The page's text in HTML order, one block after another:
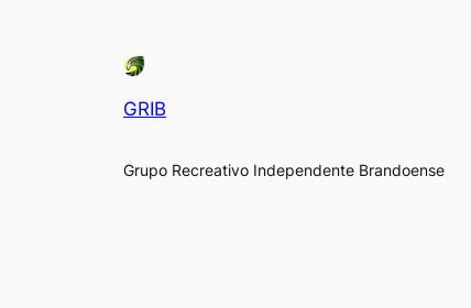
GRIB
Grupo Recreativo Independente Brandoense